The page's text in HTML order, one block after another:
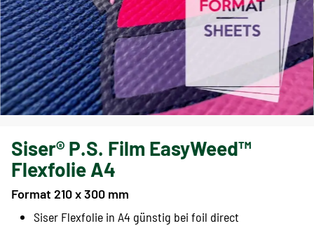
Siser® P.S. Film EasyWeed™
Flexfolie A4
Format 210 x 300 mm
Siser Flexfolie in A4 günstig bei foil direct